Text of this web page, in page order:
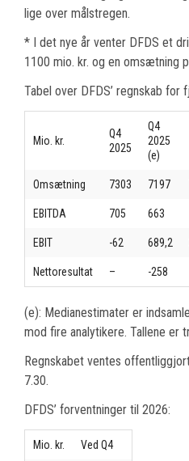
lige over målstregen.
* I det nye år venter DFDS et
1100 mio. kr. og en omsætning
Tabel over DFDS’ regnskab for
Mio. kr.
Q4
2025
Q4
2025
(e)
Omsætning 7303 7197
EBITDA 705 663
EBIT -62 689,2
Nettoresultat – -258
(e): Medianestimater er
mod fire analytikere. Tallene er
Regnskabet ventes
7.30.
DFDS’ forventninger til 2026:
Mio. kr. Ved Q4